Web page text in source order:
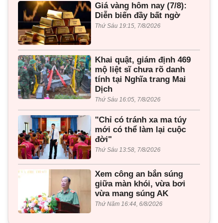
Giá vàng hôm nay (7/8):
Diễn biến đầy bất ngờ
Thứ Sáu 19:15, 7/8/2026
Khai quật, giám định 469
mộ liệt sĩ chưa rõ danh
tính tại Nghĩa trang Mai
Dịch
Thứ Sáu 16:05, 7/8/2026
"Chỉ có tránh xa ma túy
mới có thể làm lại cuộc
đời"
Thứ Sáu 13:58, 7/8/2026
Xem công an bắn súng
giữa màn khói, vừa bơi
vừa mang súng AK
Thứ Năm 16:44, 6/8/2026